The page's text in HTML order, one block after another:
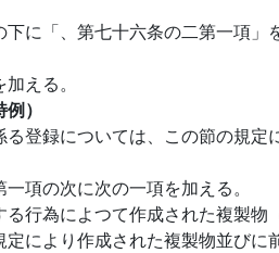
に「、第七十六条の二第一項」
える。
）
登録については、この節の規定
項の次に次の一項を加える。
行為によつて作成された複製物
により作成された複製物並びに